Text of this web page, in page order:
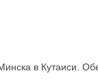
в Кутаиси.